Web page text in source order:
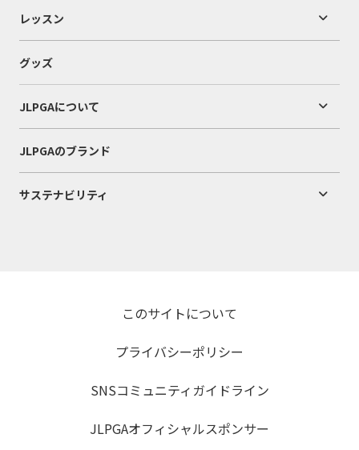
レッスン
グッズ
JLPGAについて
JLPGAのブランド
サステナビリティ
このサイトについて
プライバシーポリシー
SNSコミュニティガイドライン
JLPGAオフィシャルスポンサー